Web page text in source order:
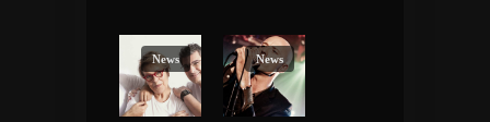
News News